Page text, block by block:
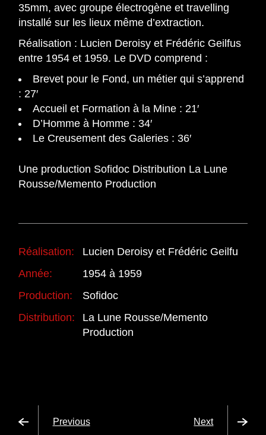
35mm, avec groupe électrogène et travelling
installé sur les lieux même d’extraction.
Réalisation : Lucien Deroisy et Frédéric Geilfus
entre 1954 et 1959. Le DVD comprend :
Brevet pour le Fond, un métier qui s’apprend
: 27′
Accueil et Formation à la Mine : 21′
D’Homme à Homme : 34′
Le Creusement des Galeries : 36′
Une production Sofidoc Distribution La Lune
Rousse/Memento Production
Réalisation:
Lucien Deroisy et Frédéric Geilfu
Année:
1954 à 1959
Production:
Sofidoc
Distribution:
La Lune Rousse/Memento
Production
Previous Next